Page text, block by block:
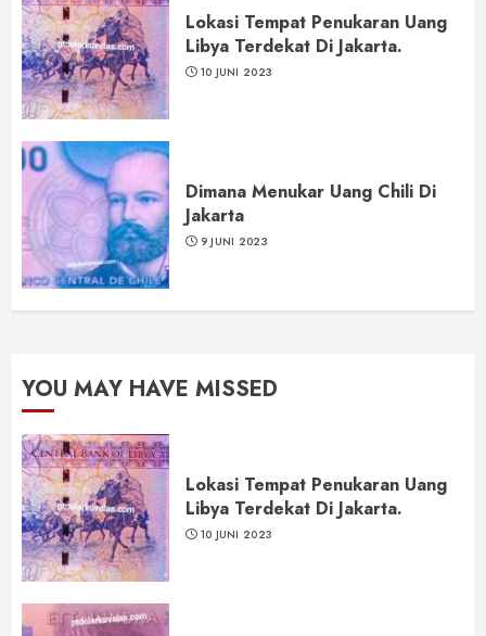
Lokasi Tempat Penukaran Uang
Libya Terdekat Di Jakarta.
10 JUNI 2023
Dimana Menukar Uang Chili Di
Jakarta
9 JUNI 2023
YOU MAY HAVE MISSED
Lokasi Tempat Penukaran Uang
Libya Terdekat Di Jakarta.
10 JUNI 2023